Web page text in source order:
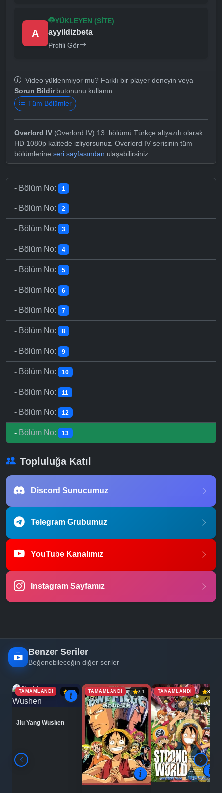
A
YÜKLEYEN (SITE)
ayyildizbeta
Profili Gör
Video yüklenmiyor mu? Farklı bir player deneyin veya
Sorun Bildirbutonunu kullanın.
Tüm Bölümler
Overlord IV (Overlord IV) 13. bölümü Türkçe altyazılı olarak
HD 1080p kalitede izliyorsunuz. Overlord IV serisinin tüm
bölümlerine seri sayfasından ulaşabilirsiniz.
- Bölüm No: 1
- Bölüm No: 2
- Bölüm No: 3
- Bölüm No: 4
- Bölüm No: 5
- Bölüm No: 6
- Bölüm No: 7
- Bölüm No: 8
- Bölüm No: 9
- Bölüm No: 10
- Bölüm No: 11
- Bölüm No: 12
- Bölüm No: 13
Topluluğa Katıl
Discord Sunucumuz
Telegram Grubumuz
YouTube Kanalımız
Instagram Sayfamız
Benzer Seriler
Beğenebileceğin diğer seriler
TAMAMLANDI 6.9
Jiu Yang Wushen
TAMAMLANDI 7.1 TAMAMLANDI 8.0